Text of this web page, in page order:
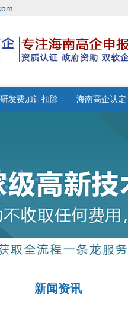
研发费加计扣除 海南高企认定
新闻资讯